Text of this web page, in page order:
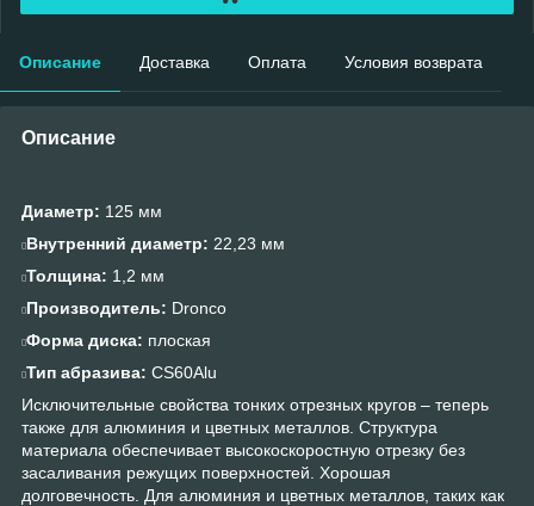
Описание Доставка Оплата Условия возврата
Описание
Диаметр: 125 мм
Внутренний диаметр: 22,23 мм
Толщина: 1,2 мм
Производитель: Dronco
Форма диска: плоская
Тип абразива: CS60Alu
Исключительные свойства тонких отрезных кругов – теперь
также для алюминия и цветных металлов. Структура
материала обеспечивает высокоскоростную отрезку без
засаливания режущих поверхностей. Хорошая
долговечность. Для алюминия и цветных металлов, таких как